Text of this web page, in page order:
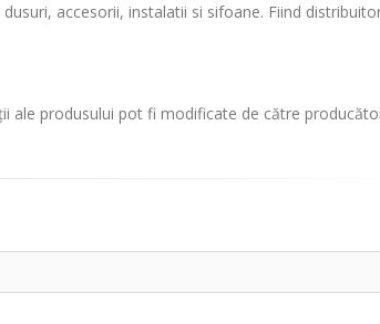
accesorii, instalatii si sifoane. Fiind
ale produsului pot fi modificate de către